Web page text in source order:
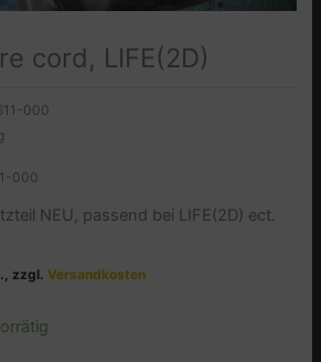
cord, LIFE(2D)
000
000
NEU, passend bei LIFE(2D) ect.
zzgl.Versandkosten